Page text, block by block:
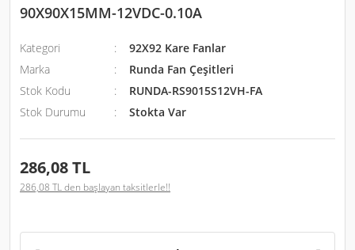
90X90X15MM-12VDC-0.10A
Kategori
92X92 Kare Fanlar
Marka
Runda Fan Çeşitleri
Stok Kodu
RUNDA-RS9015S12VH-FA
Stok Durumu
Stokta Var
286,08 TL
286,08 TL den başlayan taksitlerle!!